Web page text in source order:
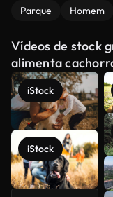
Parque Homem
Vídeos de stock
alimenta
iStock
iStock